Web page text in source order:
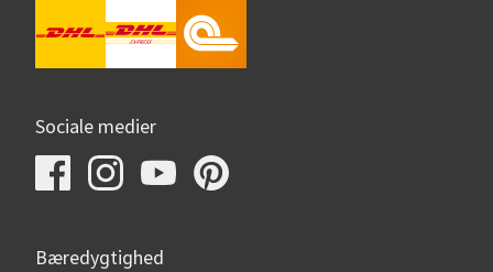
Sociale medier
Bæredygtighed